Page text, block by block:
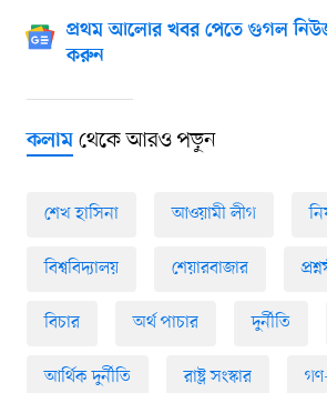
প্রথম আলোর খবর পেতে গুগল
করুন
কলামথেকে আরও পড়ুন
শেখ হাসিনা আওয়ামী লীগ
বিশ্ববিদ্যালয় শেয়ারবাজার
বিচার অর্থ পাচার দুর্নীতি
আর্থিক দুর্নীতি রাষ্ট্র সংস্কার